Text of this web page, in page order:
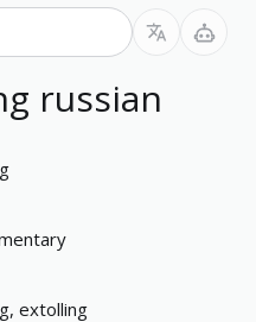
russian
extolling